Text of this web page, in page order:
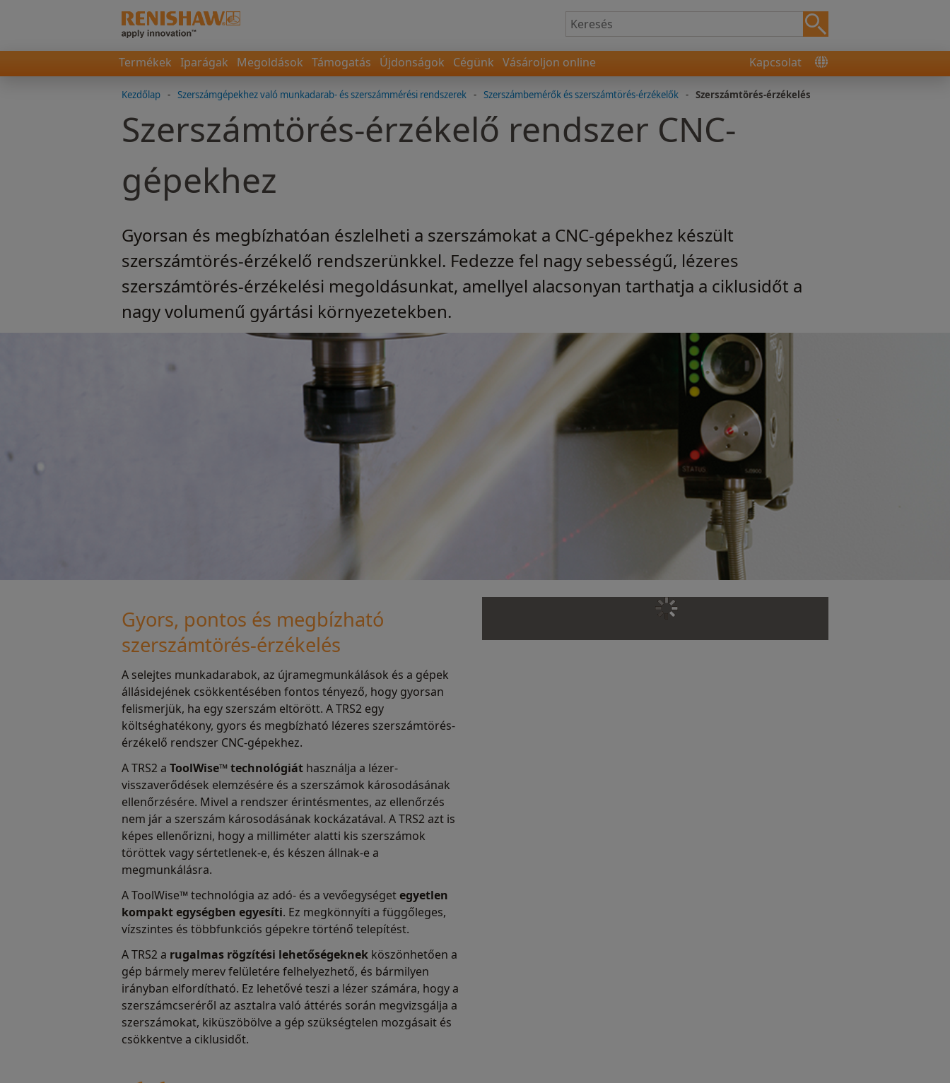
Termékek Iparágak Megoldások Támogatás Újdonságok Cégünk Vásároljon online Kapcsolat
Kezdőlap - Szerszámgépekhez való munkadarab- és szerszámmérési rendszerek - Szerszámbemérők és szerszámtörés-érzékelők - Szerszámtörés-érzékelés
Szerszámtörés-érzékelő rendszer CNC-
gépekhez
Gyorsan és megbízhatóan észlelheti a szerszámokat a CNC-gépekhez készült
szerszámtörés-érzékelő rendszerünkkel. Fedezze fel nagy sebességű, lézeres
szerszámtörés-érzékelési megoldásunkat, amellyel alacsonyan tarthatja a ciklusidőt a
nagy volumenű gyártási környezetekben.
Gyors, pontos és megbízható
szerszámtörés-érzékelés
A selejtes munkadarabok, az újramegmunkálások és a gépek
állásidejének csökkentésében fontos tényező, hogy gyorsan
felismerjük, ha egy szerszám eltörött. A TRS2 egy
költséghatékony, gyors és megbízható lézeres szerszámtörés-
érzékelő rendszer CNC-gépekhez.
A TRS2 a ToolWise™ technológiát használja a lézer-
visszaverődések elemzésére és a szerszámok károsodásának
ellenőrzésére. Mivel a rendszer érintésmentes, az ellenőrzés
nem jár a szerszám károsodásának kockázatával. A TRS2 azt is
képes ellenőrizni, hogy a milliméter alatti kis szerszámok
töröttek vagy sértetlenek-e, és készen állnak-e a
megmunkálásra.
A ToolWise™ technológia az adó- és a vevőegységetegyetlen
kompakt egységben egyesíti. Ez megkönnyíti a függőleges,
vízszintes és többfunkciós gépekre történő telepítést.
A TRS2 a rugalmas rögzítési lehetőségeknek köszönhetően a
gép bármely merev felületére felhelyezhető, és bármilyen
irányban elfordítható. Ez lehetővé teszi a lézer számára, hogy a
szerszámcseréről az asztalra való áttérés során megvizsgálja a
szerszámokat, kiküszöbölve a gép szükségtelen mozgásait és
csökkentve a ciklusidőt.